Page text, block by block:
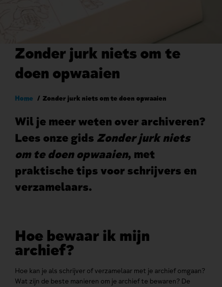
Zonder jurk niets om te
doen opwaaien
Kruimelpad
Home Zonder jurk niets om te doen opwaaien
Wil je meer weten over archiveren?
Lees onze gids Zonder jurk niets
om te doen opwaaien, met
praktische tips voor schrijvers en
verzamelaars.
Hoe bewaar ik mijn
archief?
Hoe kan je als schrijver of verzamelaar met je archief omgaan?
Wat zijn de beste manieren om je archief te bewaren? De